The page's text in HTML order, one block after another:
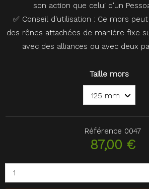
son action que celui d'un
✅ Conseil d'utilisation : Ce mors
des rênes attachées de manière fixe
avec des alliances ou avec deux
Taille mors
Référence 0047
87,00 €